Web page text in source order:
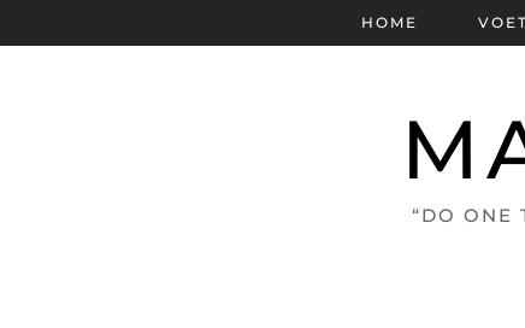
“DO ONE
HOME